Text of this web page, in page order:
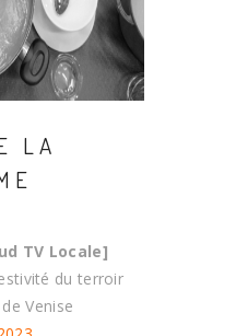
LA
TV Locale]
du terroir
Venise